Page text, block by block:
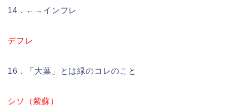
14．←→インフレ
デフレ
16．「大葉」とは緑のコレのこと
シソ（紫蘇）